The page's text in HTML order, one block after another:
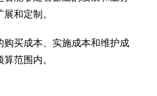
和定制。
购买成本、实施成本和维护成
范围内。